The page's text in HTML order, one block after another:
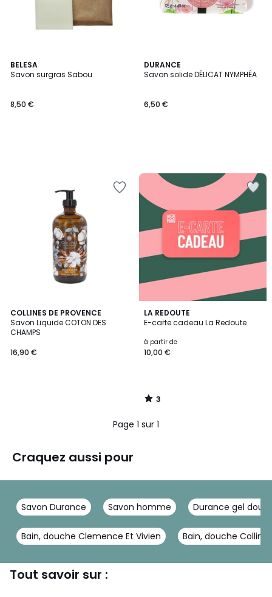
BELESA
Savon surgras Sabou
8,50 €
DURANCE
Savon solide DÉLICAT NYMPHÉA
6,50 €
COLLINES DE PROVENCE
Savon Liquide COTON DES
CHAMPS
16,90 €
LA REDOUTE
E-carte cadeau La Redoute
à partir de
10,00 €
3
/
3
/
Page 1 sur 1
Craquez aussi pour
Savon Durance Savon homme Durance gel
Bain, douche Clemence Et Vivien Bain, douche
Tout savoir sur :